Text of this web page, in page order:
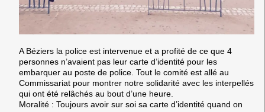
A Béziers la police est intervenue et a profité de ce que 4
personnes n’avaient pas leur carte d’identité pour les
embarquer au poste de police. Tout le comité est allé au
Commissariat pour montrer notre solidarité avec les interpellés
qui ont été relâchés au bout d’une heure.
Moralité : Toujours avoir sur soi sa carte d’identité quand on